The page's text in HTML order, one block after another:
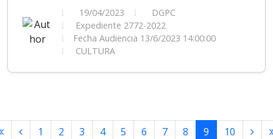
19/04/2023
DGPC
Expediente 2772-2022
Fecha Audiencia 13/6/2023 14:00:00
CULTURA
1 2 3 4 5 6 7 8 9 10